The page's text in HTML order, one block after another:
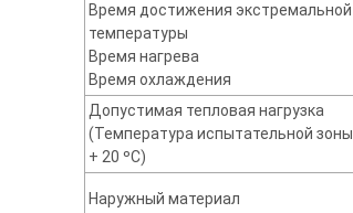
Время достижения экстремальной
температуры
Время нагрева
Время охлаждения
Допустимая тепловая нагрузка
(Температура испытательной зоны
+ 20 ºС)
Наружный материал